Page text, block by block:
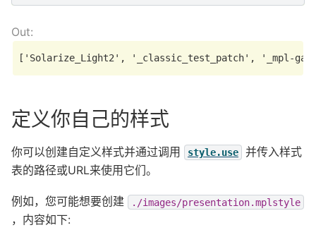
定义你自己的样式
你可以创建自定义样式并通过调用 style.use
并传入样式
表的路径或URL来使用它们。
例如，您可能想要创建 ./images/presentation.mplstyle
，内容如下: